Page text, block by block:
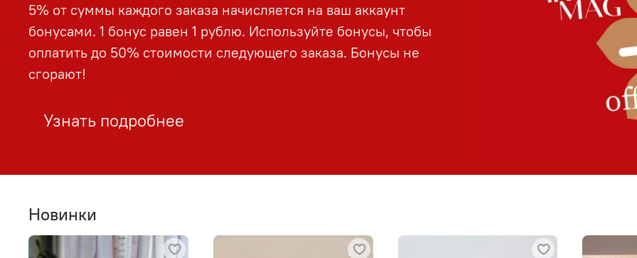
5% от суммы каждого заказа начисляется на ваш аккаунт
бонусами. 1 бонус равен 1 рублю. Используйте бонусы, чтобы
оплатить до 50% стоимости следующего заказа. Бонусы не
сгорают!
Узнать подробнее
Новинки